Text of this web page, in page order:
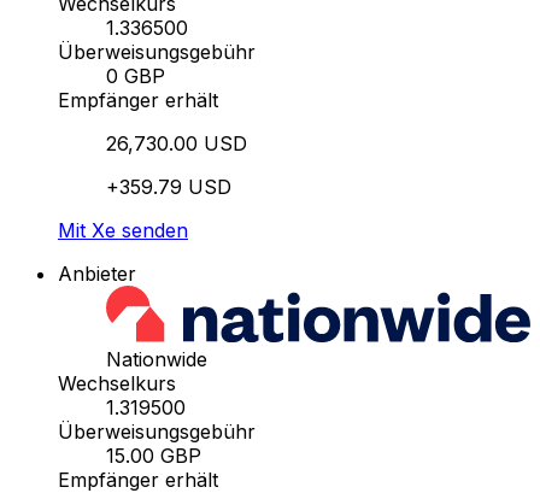
1.336500
Überweisungsgebühr
0 GBP
Empfänger erhält
26,730.00 USD
+359.79 USD
Mit Xe senden
Anbieter
Nationwide
Wechselkurs
1.319500
Überweisungsgebühr
15.00 GBP
Empfänger erhält